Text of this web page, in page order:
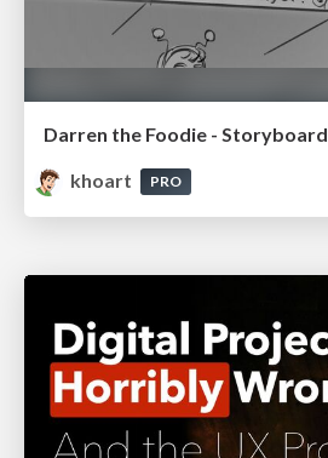
Darren the Foodie - Storyboard
khoart
PRO